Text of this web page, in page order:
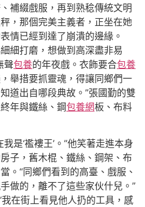
補綴戲服，再到熟稔傳統文明
，那個完美主義者，正坐在她
情已經到達了崩潰的邊緣。
細打磨，想做到高深盡非易
聲包養的年夜戲。衣飾要合包養
舉措要抓靈魂，得讓同鄉們一
道出自哪段典故。”張國勤的雙
年與鐵絲、鋼包養網板、布料
是‘襤褸王’。”他笑著走進本身
子，舊木棍、鐵絲、鋼架、布
。“同鄉們看到的高臺、戲服、
做的，離不了這些家伙什兒。”
我在街上看見他人扔的工具，感